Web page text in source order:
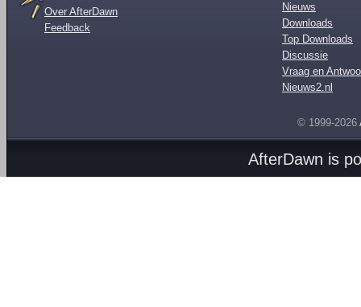
Over AfterDawn
Feedback
Nieuws
Downloads
Top Downloads
Discussie
Vraag en
Nieuws2.nl
© 1999-2026
AfterDawn is